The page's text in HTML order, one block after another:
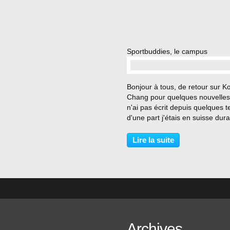
Sportbuddies, le campus
Bonjour à tous, de retour sur
Chang pour quelques
n'ai pas écrit depuis quelques
d'une part j'étais en suisse
d'une autre part très préoccupé
des choix concernant la suite...
Lire la suite